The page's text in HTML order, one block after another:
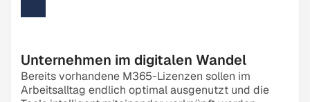
Unternehmen im digitalen Wandel
Bereits vorhandene M365-Lizenzen sollen im
Arbeitsalltag endlich optimal ausgenutzt und die